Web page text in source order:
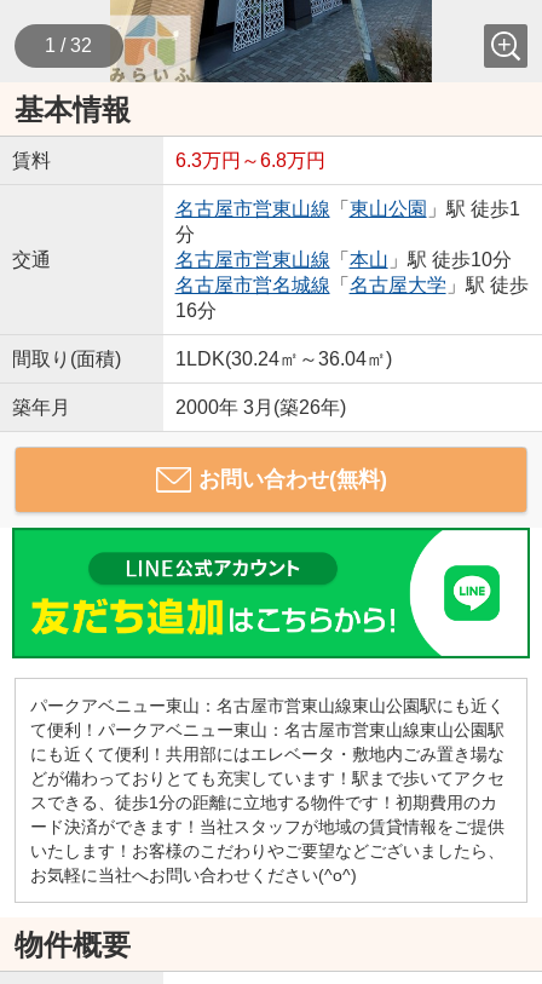
1 / 32
基本情報
賃料 6.3万円～6.8万円
交通
名古屋市営東山線 「 東山公園 」駅 徒歩1
分
名古屋市営東山線 「 本山 」駅 徒歩10分
名古屋市営名城線 「 名古屋大学 」駅 徒歩
16分
間取り(面積) 1LDK(30.24㎡～36.04㎡)
築年月 2000年 3月(築26年)
お問い合わせ(無料)
パークアベニュー東山：名古屋市営東山線東山公園駅にも近く
て便利！パークアベニュー東山：名古屋市営東山線東山公園駅
にも近くて便利！共用部にはエレベータ・敷地内ごみ置き場な
どが備わっておりとても充実しています！駅まで歩いてアクセ
スできる、徒歩1分の距離に立地する物件です！初期費用のカ
ード決済ができます！当社スタッフが地域の賃貸情報をご提供
いたします！お客様のこだわりやご要望などございましたら、
お気軽に当社へお問い合わせください(^o^)
物件概要